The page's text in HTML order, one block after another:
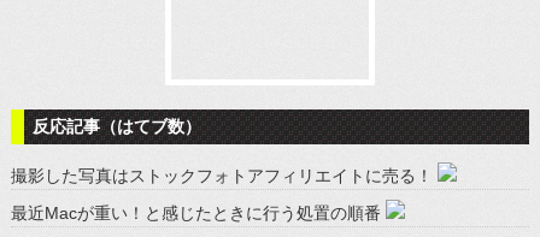
反応記事（はてブ数）
撮影した写真はストックフォトアフィリエイトに売る！
最近Macが重い！と感じたときに行う処置の順番